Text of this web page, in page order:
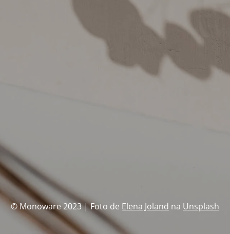
© Monoware 2023 | Foto de Elena Joland na Unsplash